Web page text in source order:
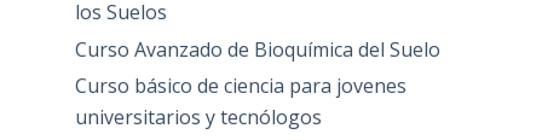
los Suelos
Curso Avanzado de Bioquímica del Suelo
Curso básico de ciencia para jovenes
universitarios y tecnólogos